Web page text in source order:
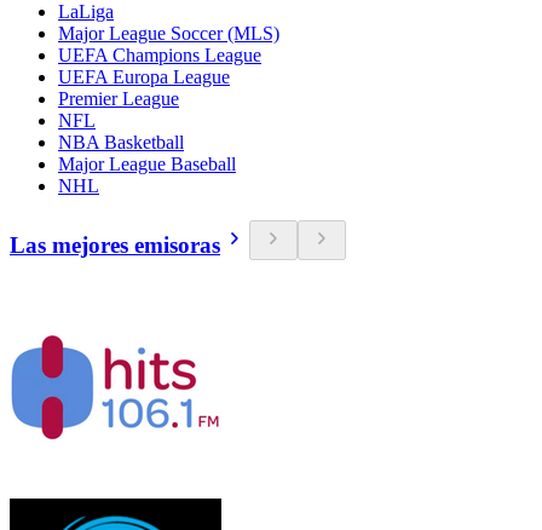
LaLiga
Major League Soccer (MLS)
UEFA Champions League
UEFA Europa League
Premier League
NFL
NBA Basketball
Major League Baseball
NHL
Las mejores emisoras